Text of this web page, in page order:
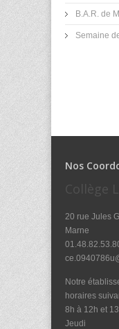
B.A.R. de
Semaine
Nos
Collège
20 rue Jules
Marne
Notre
horaires
8h à 12h et
Jeudi